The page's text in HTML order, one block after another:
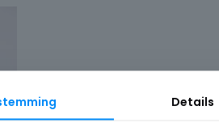
Details